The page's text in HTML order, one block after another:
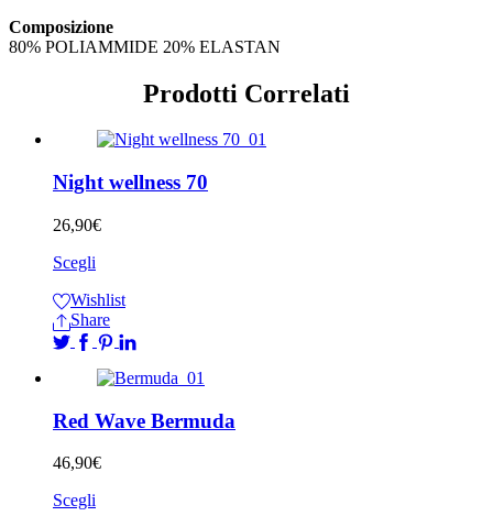
Composizione
80% POLIAMMIDE 20% ELASTAN
Prodotti Correlati
Night wellness 70
26,90€
Scegli
Wishlist
Share
Red Wave Bermuda
46,90€
Scegli